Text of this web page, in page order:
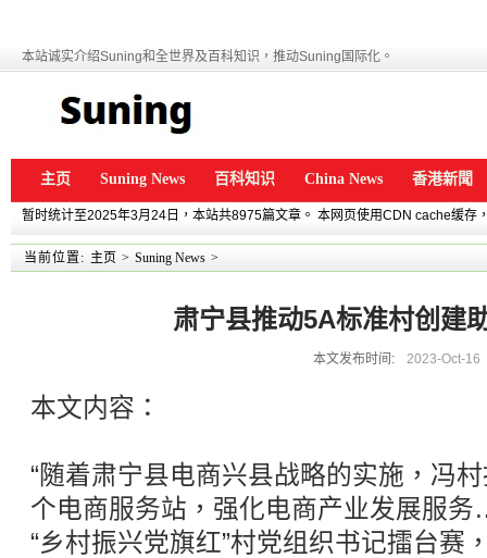
本站诚实介绍Suning和全世界及百科知识，推动Suning国际化。
主页 Suning News 百科知识 China News 香港新聞
暂时统计至2025年3月24日，本站共8975篇文章。 本网页使用CDN cache缓存
当前位置: 主页 > Suning News >
肃宁县推动5A标准村创建
本文发布时间: 2023-Oct-16
本文内容：
“随着肃宁县电商兴县战略的实施，冯
个电商服务站，强化电商产业发展服
“乡村振兴党旗红”村党组织书记擂台赛